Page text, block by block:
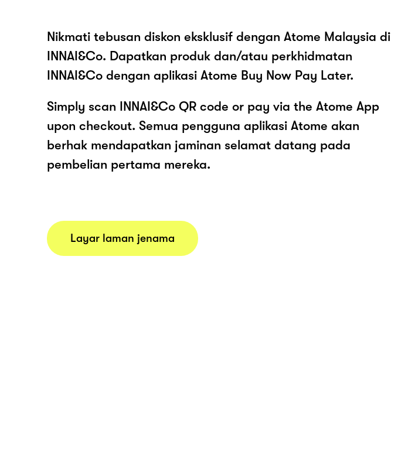
Nikmati tebusan diskon eksklusif dengan Atome Malaysia di
INNAI&Co. Dapatkan produk dan/atau perkhidmatan
INNAI&Co dengan aplikasi Atome Buy Now Pay Later.
Simply scan INNAI&Co QR code or pay via the Atome App
upon checkout. Semua pengguna aplikasi Atome akan
berhak mendapatkan jaminan selamat datang pada
pembelian pertama mereka.
Layar laman jenama